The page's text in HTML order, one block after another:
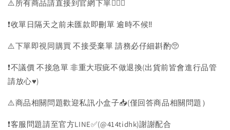
⚠️所有商品請直接到官網下單💁🏻‍♀️
❗️收單日隔天之前未匯款即刪單 逾時不候‼️
⚠️下單即視同購買 不接受棄單 請務必仔細斟酌🥺
❗️不議價 不接急單 非重大瑕疵不做退換(出貨前皆會進行品管
請放心♥️)
⚠️商品相關問題歡迎私訊小盒子📥(僅回答商品相關問題）
❗️客服問題請至官方LINE✅(@414tidhk)謝謝配合